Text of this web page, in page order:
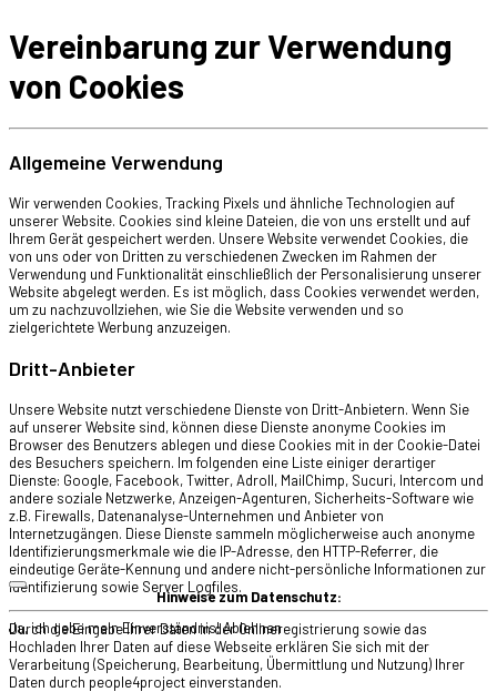
Vereinbarung zur Verwendung
von Cookies
Allgemeine Verwendung
Wir verwenden Cookies, Tracking Pixels und ähnliche Technologien auf
unserer Website. Cookies sind kleine Dateien, die von uns erstellt und auf
Ihrem Gerät gespeichert werden. Unsere Website verwendet Cookies, die
von uns oder von Dritten zu verschiedenen Zwecken im Rahmen der
Verwendung und Funktionalität einschließlich der Personalisierung unserer
Website abgelegt werden. Es ist möglich, dass Cookies verwendet werden,
um zu nachzuvollziehen, wie Sie die Website verwenden und so
zielgerichtete Werbung anzuzeigen.
Dritt-Anbieter
Unsere Website nutzt verschiedene Dienste von Dritt-Anbietern. Wenn Sie
auf unserer Website sind, können diese Dienste anonyme Cookies im
Browser des Benutzers ablegen und diese Cookies mit in der Cookie-Datei
des Besuchers speichern. Im folgenden eine Liste einiger derartiger
Dienste: Google, Facebook, Twitter, Adroll, MailChimp, Sucuri, Intercom und
andere soziale Netzwerke, Anzeigen-Agenturen, Sicherheits-Software wie
z.B. Firewalls, Datenanalyse-Unternehmen und Anbieter von
Internetzugängen. Diese Dienste sammeln möglicherweise auch anonyme
Identifizierungsmerkmale wie die IP-Adresse, den HTTP-Referrer, die
eindeutige Geräte-Kennung und andere nicht-persönliche Informationen zur
Identifizierung sowie Server Logfiles.
Ja, ich gebe mein Einverständnis!Ablehnen
Hinweise zum Datenschutz:
Durch die Eingabe Ihrer Daten in der Onlineregistrierung sowie das
Hochladen Ihrer Daten auf diese Webseite erklären Sie sich mit der
Verarbeitung (Speicherung, Bearbeitung, Übermittlung und Nutzung) Ihrer
Daten durch people4project einverstanden.